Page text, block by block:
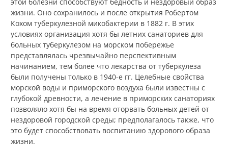
этой болезни способствуют бедность и нездоровый образ
жизни. Оно сохранилось и после открытия Робертом
Кохом туберкулезной микобактерии в 1882 г. В этих
условиях организация хотя бы летних санаториев для
больных туберкулезом на морском побережье
представлялась чрезвычайно перспективным
начинанием, тем более что лекарства от туберкулеза
были получены только в 1940-е гг. Целебные свойства
морской воды и приморского воздуха были известны с
глубокой древности, а лечение в приморских санаториях
позволяло хотя бы на время оторвать больных детей от
нездоровой городской среды; предполагалось также, что
это будет способствовать воспитанию здорового образа
жизни.